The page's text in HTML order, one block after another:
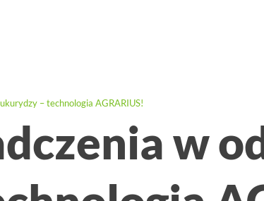
– technologia AGRARIUS!
w